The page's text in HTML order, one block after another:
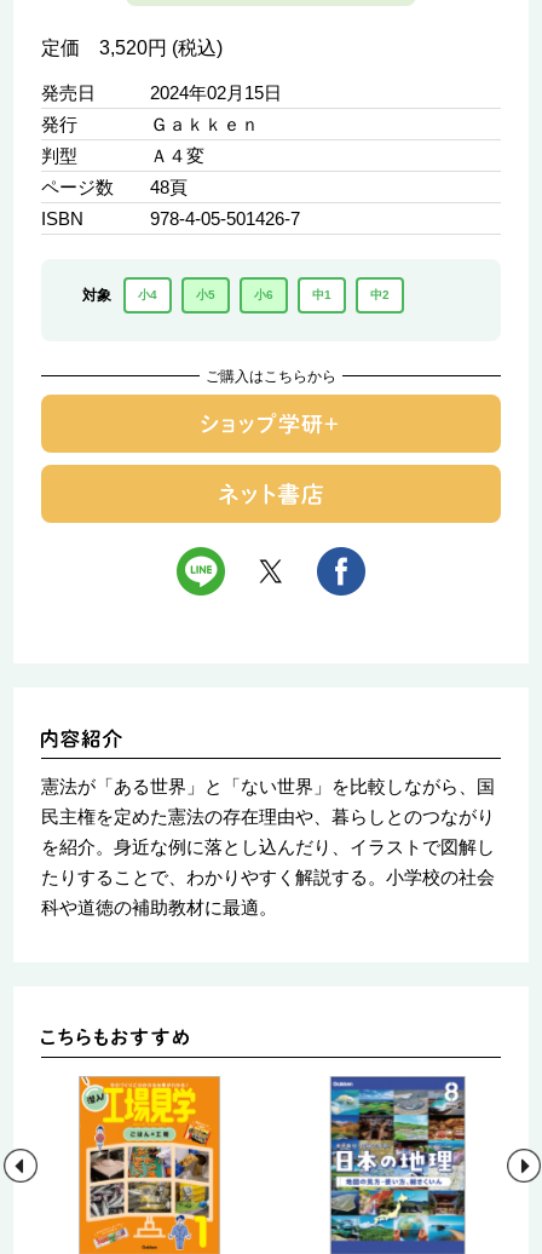
定価 3,520円 (税込)
発売日
2024年02月15日
発行
Ｇａｋｋｅｎ
判型
Ａ４変
ページ数
48頁
ISBN
978-4-05-501426-7
対象 小4 小5 小6 中1 中2
ご購入はこちらから
憲法が「ある世界」と「ない世界」を比較しながら、国
民主権を定めた憲法の存在理由や、暮らしとのつながり
を紹介。身近な例に落とし込んだり、イラストで図解し
たりすることで、わかりやすく解説する。小学校の社会
科や道徳の補助教材に最適。